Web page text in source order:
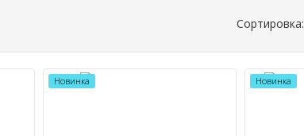
Сортировка:
Новинка Новинка